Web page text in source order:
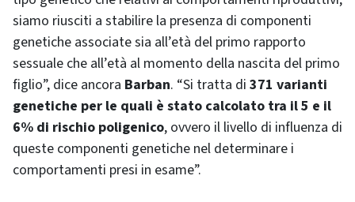
siamo riusciti a stabilire la presenza di componenti
genetiche associate sia all’età del primo rapporto
sessuale che all’età al momento della nascita del primo
figlio”, dice ancora Barban. “Si tratta di 371 varianti
genetiche per le quali è stato calcolato tra il 5 e il
6% di rischio poligenico, ovvero il livello di influenza di
queste componenti genetiche nel determinare i
comportamenti presi in esame”.